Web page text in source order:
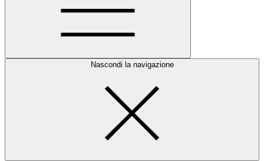
Nascondi la navigazione